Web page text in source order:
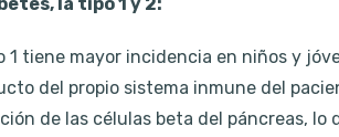
la tipo 1 y 2:
1 tiene mayor incidencia en niños y
del propio sistema inmune del
de las células beta del páncreas, lo